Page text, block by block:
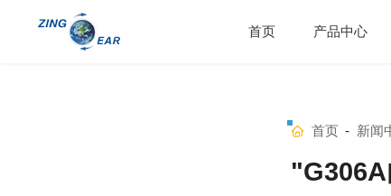
首页 产品中心
首页 - 新闻